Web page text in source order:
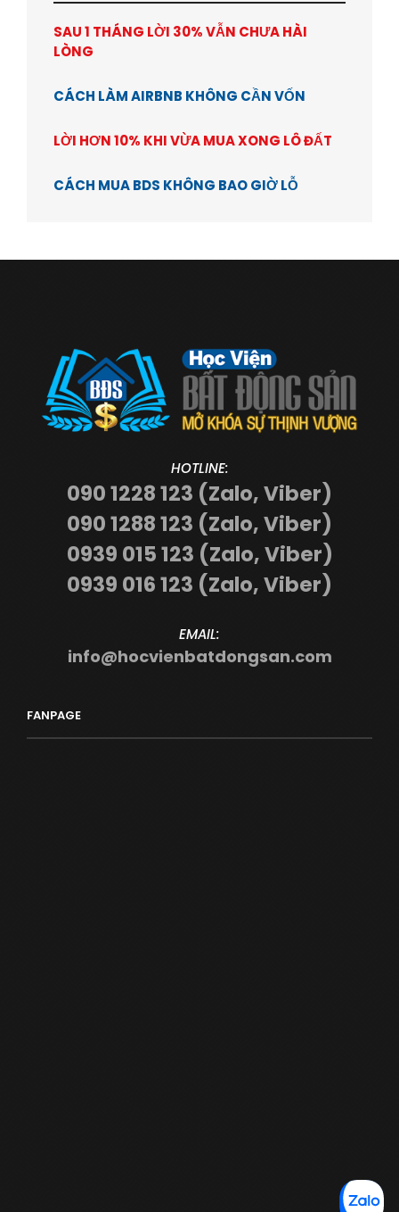
SAU 1 THÁNG LỜI 30% VẪN CHƯA HÀI
LÒNG
CÁCH LÀM AIRBNB KHÔNG CẦN VỐN
LỜI HƠN 10% KHI VỪA MUA XONG LÔ ĐẤT
CÁCH MUA BDS KHÔNG BAO GIỜ LỖ
HOTLINE:
090 1228 123 (Zalo, Viber)
090 1288 123 (Zalo, Viber)
0939 015 123 (Zalo, Viber)
0939 016 123 (Zalo, Viber)
EMAIL:
info@hocvienbatdongsan.com
FANPAGE